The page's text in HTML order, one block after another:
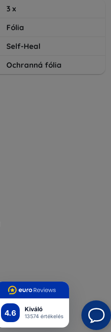
4.6 Kiváló
13574 értékelés
3 x
Fólia
Self-Heal
Ochranná fólia